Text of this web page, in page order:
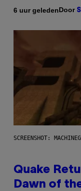
6 uur geledenDoor
SCREENSHOT:
Quake
Dawn of